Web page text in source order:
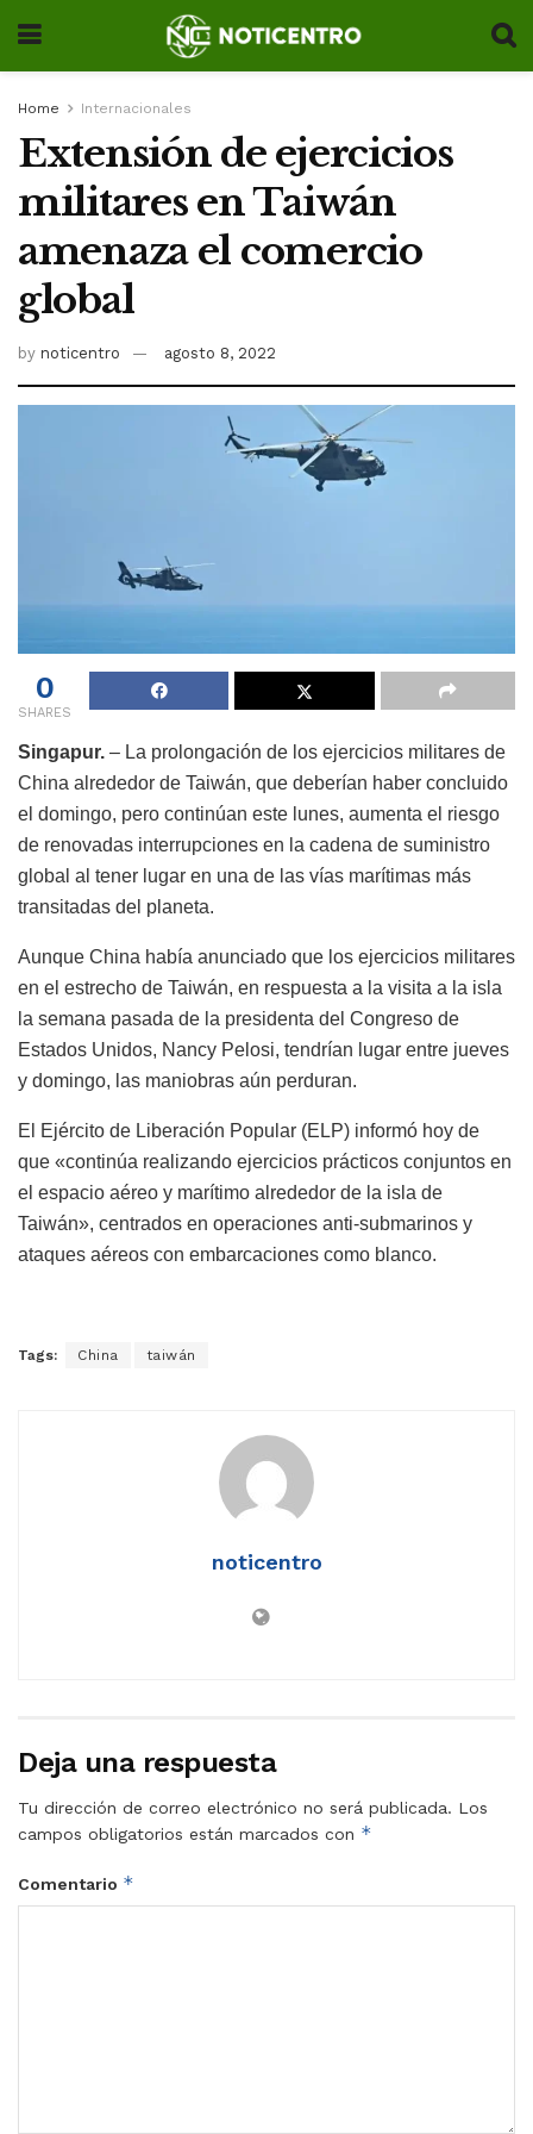
Home Internacionales
Extensión de ejercicios
militares en Taiwán
amenaza el comercio
global
by noticentro agosto 8, 2022
0
SHARES
Singapur. – La prolongación de los ejercicios militares de
China alrededor de Taiwán, que deberían haber concluido
el domingo, pero continúan este lunes, aumenta el riesgo
de renovadas interrupciones en la cadena de suministro
global al tener lugar en una de las vías marítimas más
transitadas del planeta.
Aunque China había anunciado que los ejercicios militares
en el estrecho de Taiwán, en respuesta a la visita a la isla
la semana pasada de la presidenta del Congreso de
Estados Unidos, Nancy Pelosi, tendrían lugar entre jueves
y domingo, las maniobras aún perduran.
El Ejército de Liberación Popular (ELP) informó hoy de
que «continúa realizando ejercicios prácticos conjuntos en
el espacio aéreo y marítimo alrededor de la isla de
Taiwán», centrados en operaciones anti-submarinos y
ataques aéreos con embarcaciones como blanco.
Tags: China taiwán
noticentro
Deja una respuesta
Tu dirección de correo electrónico no será publicada. Los
campos obligatorios están marcados con *
Comentario *